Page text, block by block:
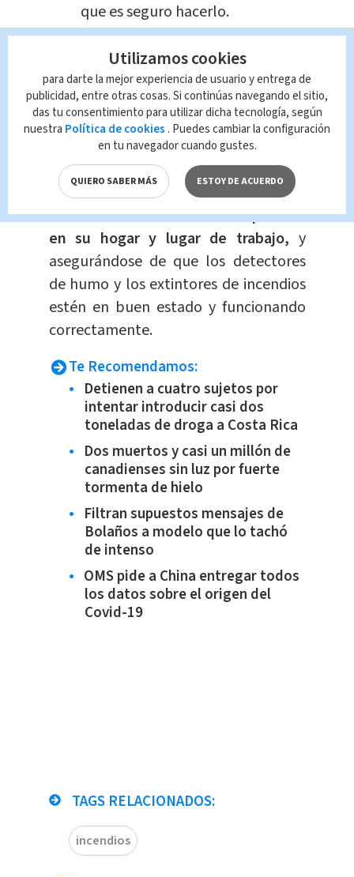
que es seguro hacerlo.
Si hay alguien desaparecido o
atrapado, informe de inmediato
a las autoridadesde rescate y no
intente rescatar a la persona por
su cuenta.
Es importante estar preparado para
un incendio antes de que ocurra,
manteniendo una vía de escape clara
en su hogar y lugar de trabajo, y
asegurándose de que los detectores
de humo y los extintores de incendios
estén en buen estado y funcionando
correctamente.
Te Recomendamos:
Detienen a cuatro sujetos por
intentar introducir casi dos
toneladas de droga a Costa Rica
Dos muertos y casi un millón de
canadienses sin luz por fuerte
tormenta de hielo
Filtran supuestos mensajes de
Bolaños a modelo que lo tachó
de intenso
OMS pide a China entregar todos
los datos sobre el origen del
Covid-19
TAGS RELACIONADOS:
incendios
Utilizamos cookies
para darte la mejor experiencia de usuario y entrega de
publicidad, entre otras cosas. Si continúas navegando el sitio,
das tu consentimiento para utilizar dicha tecnología, según
nuestra Política de cookies . Puedes cambiar la configuración
en tu navegador cuando gustes.
QUIERO SABER MÁS ESTOY DE ACUERDO